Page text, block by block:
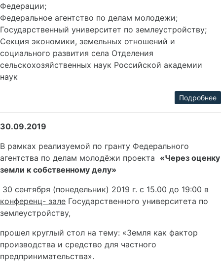
Федерации;
Федеральное агентство по делам молодежи;
Государственный университет по землеустройству;
Секция экономики, земельных отношений и
социального развития села Отделения
сельскохозяйственных наук Российской академии
наук
Подробнее
30.09.2019
В рамках реализуемой по гранту Федерального
агентства по делам молодёжи проекта «Через оценку
земли к собственному делу»
30 сентября (понедельник) 2019 г. с 15.00 до 19:00 в
конференц- зале Государственного университета по
землеустройству,
прошел круглый стол на тему: «Земля как фактор
производства и средство для частного
предпринимательства».